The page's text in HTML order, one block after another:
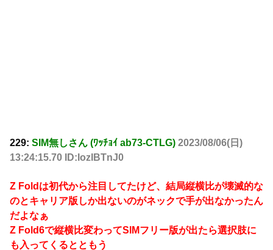
229: SIM無しさん (ﾜｯﾁｮｲ ab73-CTLG) 2023/08/06(日)
13:24:15.70 ID:IozIBTnJ0
Z Foldは初代から注目してたけど、結局縦横比が壊滅的な
のとキャリア版しか出ないのがネックで手が出なかったん
だよなぁ
Z Fold6で縦横比変わってSIMフリー版が出たら選択肢に
も入ってくるとともう